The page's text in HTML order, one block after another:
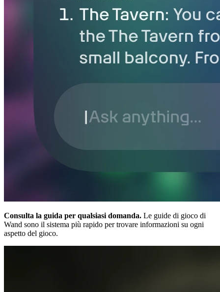
Consulta la guida per qualsiasi domanda. Le guide di gioco di
Wand sono il sistema più rapido per trovare informazioni su ogni
aspetto del gioco.